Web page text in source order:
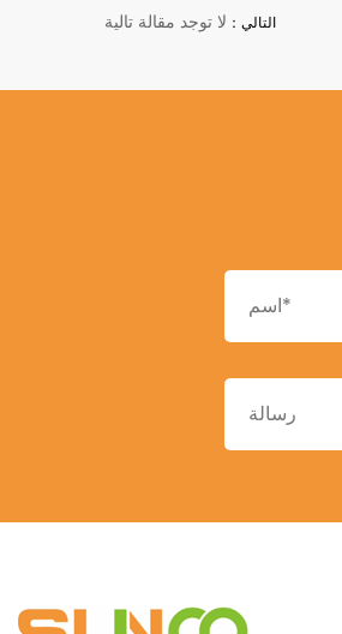
التالي： لا توجد مقالة تالية